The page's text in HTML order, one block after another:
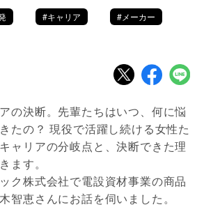
#キャリア #メーカー
の決断。先輩たちはいつ、何に悩
たの？ 現役で活躍し続ける女性た
ャリアの分岐点と、決断できた理
ます。
ク株式会社で電設資材事業の商品
智恵さんにお話を伺いました。